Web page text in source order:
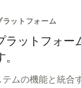
ラットフォーム
ラットフォー
ムの機能と統合